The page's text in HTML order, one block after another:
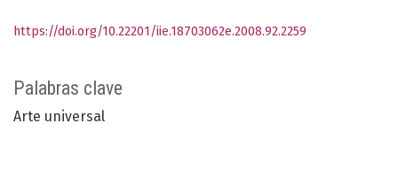
Palabras clave
Arte universal
https://doi.org/10.22201/iie.18703062e.2008.92.2259